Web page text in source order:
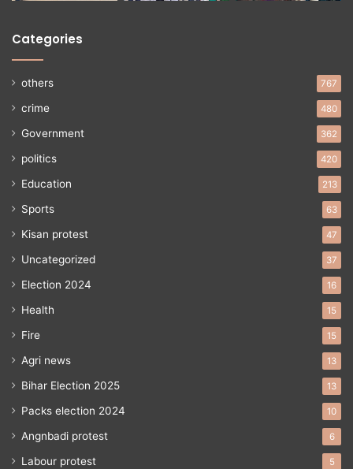
Categories
others 767
crime 480
Government 362
politics 420
Education 213
Sports 63
Kisan protest 47
Uncategorized 37
Election 2024 16
Health 15
Fire 15
Agri news 13
Bihar Election 2025 13
Packs election 2024 10
Angnbadi protest 6
Labour protest 5